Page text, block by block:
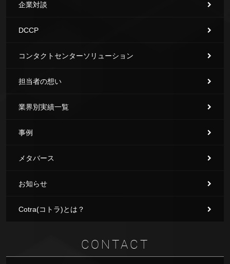
企業対談
DCCP
コンタクトセンターソリューション
担当者の想い
業界別実績一覧
事例
メタバース
お知らせ
Cotra(コトラ)とは？
CONTACT